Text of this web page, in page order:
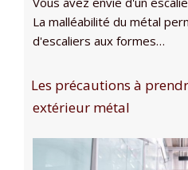
La malléabilité du métal
d'escaliers aux formes…
Les précautions à
extérieur métal